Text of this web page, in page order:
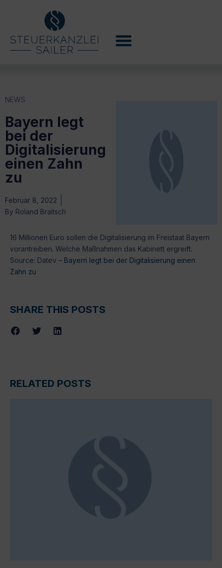
NEWS
Bayern legt
bei der
Digitalisierung
einen Zahn
zu
Februar 8, 2022
By Roland Braitsch
16 Millionen Euro sollen die Digitalisierung im Freistaat Bayern
vorantreiben. Welche Maßnahmen das Kabinett ergreift.
Source: Datev – Bayern legt bei der Digitalisierung einen
Zahn zu
SHARE THIS POSTS
RELATED POSTS